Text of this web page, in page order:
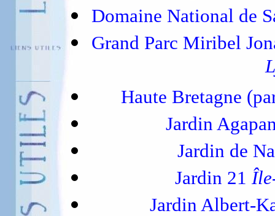
Domaine National de
Grand Parc Miribel
Haute Bretagne
Jardin
Jardin de
Jardin 21
Jardin Albert-